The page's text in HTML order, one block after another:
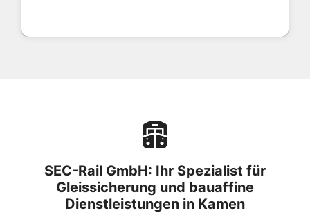
SEC-Rail GmbH: Ihr Spezialist für
Gleissicherung und bauaffine
Dienstleistungen in Kamen